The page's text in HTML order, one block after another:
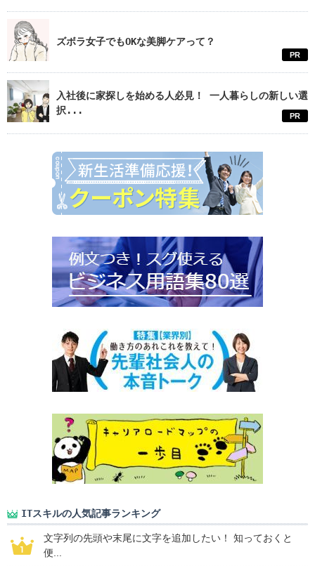
ズボラ女子でもOKな美脚ケアって？
PR
入社後に家探しを始める人必見！ 一人暮らしの新しい選
択...
PR
ITスキルの人気記事ランキング
文字列の先頭や末尾に文字を追加したい！ 知っておくと
便...